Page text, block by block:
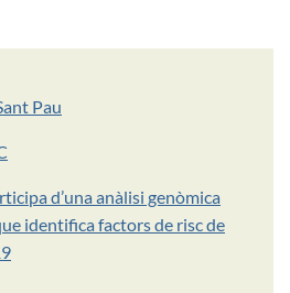
Pau
d’una anàlisi genòmica
identifica factors de risc de